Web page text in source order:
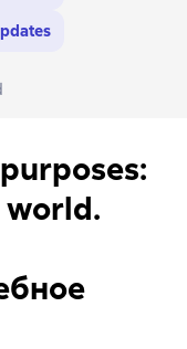
world.